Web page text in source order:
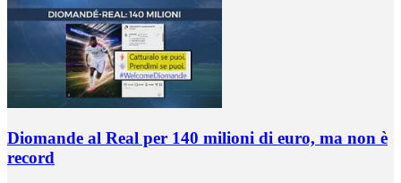
Diomande al Real per 140 milioni di euro, ma non è
record